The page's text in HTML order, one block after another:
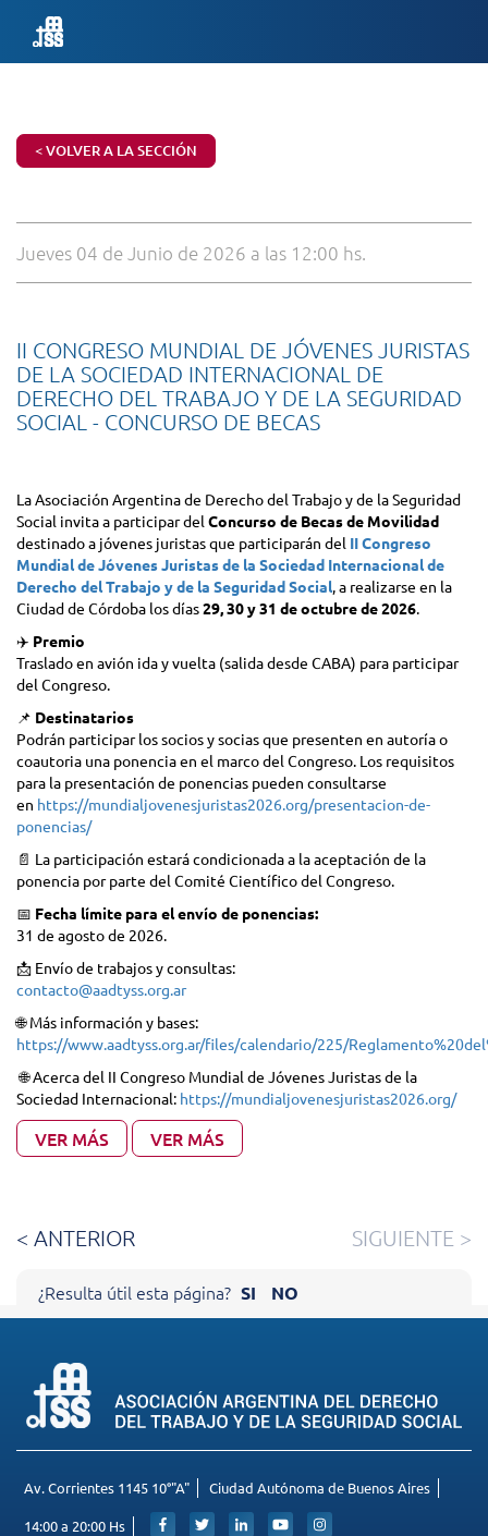
< VOLVER A LA SECCIÓN
Jueves 04 de Junio de 2026 a las 12:00 hs.
II CONGRESO MUNDIAL DE JÓVENES JURISTAS
DE LA SOCIEDAD INTERNACIONAL DE
DERECHO DEL TRABAJO Y DE LA SEGURIDAD
SOCIAL - CONCURSO DE BECAS
La Asociación Argentina de Derecho del Trabajo y de la Seguridad
Social invita a participar del Concurso de Becas de Movilidad
destinado a jóvenes juristas que participarán del II Congreso
Mundial de Jóvenes Juristas de la Sociedad Internacional de
Derecho del Trabajo y de la Seguridad Social, a realizarse en la
Ciudad de Córdoba los días29, 30 y 31 de octubre de 2026.
✈️ Premio
Traslado en avión ida y vuelta (salida desde CABA) para participar
del Congreso.
📌 Destinatarios
Podrán participar los socios y socias que presenten en autoría o
coautoria una ponencia en el marco del Congreso. Los requisitos
para la presentación de ponencias pueden consultarse
en https://mundialjovenesjuristas2026.org/presentacion-de-
ponencias/
📄 La participación estará condicionada a la aceptación de la
ponencia por parte del Comité Científico del Congreso.
📅 Fecha límite para el envío de ponencias:
31 de agosto de 2026.
📩 Envío de trabajos y consultas:
contacto@aadtyss.org.ar
🌐 Más información y bases:
https://www.aadtyss.org.ar/files/calendario/225/
🌐 Acerca del II Congreso Mundial de Jóvenes Juristas de la
Sociedad Internacional: https://mundialjovenesjuristas2026.org/
VER MÁS VER MÁS
< ANTERIOR SIGUIENTE >
¿Resulta útil esta página? SI NO
AYÚDENOS A MEJORAR NUESTRO
Sus comentarios nos ayudan a mejorar el funcionamiento de
nuestra página.
Agradecemos de antemano su colaboración.
Av. Corrientes 1145 10°"A" Ciudad Autónoma de Buenos Aires
14:00 a 20:00 Hs